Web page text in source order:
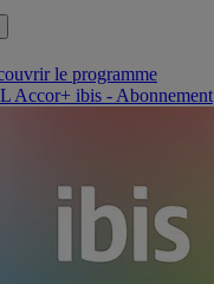
le programme
Accor+ ibis - Abonnement